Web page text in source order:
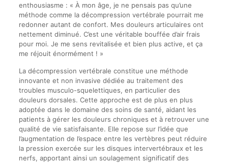
enthousiasme : « À mon âge, je ne pensais pas qu’une
méthode comme la décompression vertébrale pourrait me
redonner autant de confort. Mes douleurs articulaires ont
nettement diminué. C’est une véritable bouffée d’air frais
pour moi. Je me sens revitalisée et bien plus active, et ça
me réjouit énormément ! »
La décompression vertébrale constitue une méthode
innovante et non invasive dédiée au traitement des
troubles musculo-squelettiques, en particulier des
douleurs dorsales. Cette approche est de plus en plus
adoptée dans le domaine des soins de santé, aidant les
patients à gérer les douleurs chroniques et à retrouver une
qualité de vie satisfaisante. Elle repose sur l’idée que
l’augmentation de l’espace entre les vertèbres peut réduire
la pression exercée sur les disques intervertébraux et les
nerfs, apportant ainsi un soulagement significatif des